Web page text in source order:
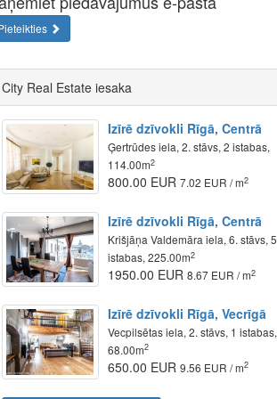
City Real Estate iesaka
Izīrē dzīvokli Rīgā, Centrā
Ģertrūdes iela, 2. stāvs, 2 istabas,
114.00m2
800.00 EUR7.02 EUR / m2
Izīrē dzīvokli Rīgā, Centrā
Krišjāņa Valdemāra iela, 6. stāvs, 5
istabas, 225.00m2
1950.00 EUR8.67 EUR / m2
Izīrē dzīvokli Rīgā, Vecrīgā
Vecpilsētas iela, 2. stāvs, 1 istabas,
68.00m2
650.00 EUR9.56 EUR / m2